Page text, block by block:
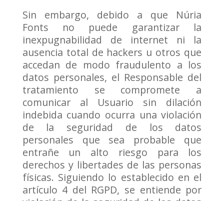
Sin embargo, debido a que Núria
Fonts no puede garantizar la
inexpugnabilidad de internet ni la
ausencia total de hackers u otros que
accedan de modo fraudulento a los
datos personales, el Responsable del
tratamiento se compromete a
comunicar al Usuario sin dilación
indebida cuando ocurra una violación
de la seguridad de los datos
personales que sea probable que
entrañe un alto riesgo para los
derechos y libertades de las personas
físicas. Siguiendo lo establecido en el
artículo 4 del RGPD, se entiende por